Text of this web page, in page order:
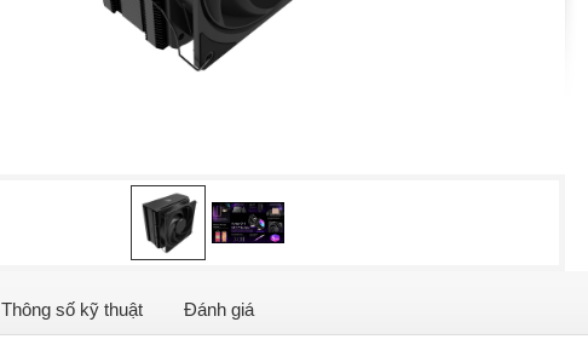
Thông số kỹ thuật Đánh giá